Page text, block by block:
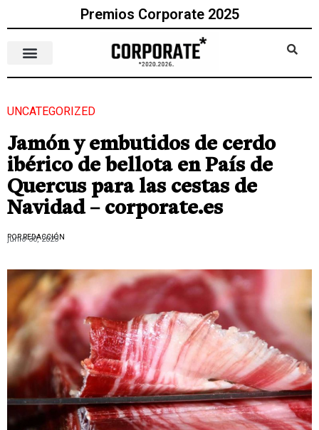
Premios Corporate 2025
UNCATEGORIZED
Jamón y embutidos de cerdo
ibérico de bellota en País de
Quercus para las cestas de
Navidad – corporate.es
POR REDACCIÓN
junio 30, 2023